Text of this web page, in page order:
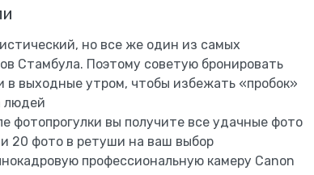
но все же один из самых
Стамбула. Поэтому советую бронировать
в выходные утром, чтобы избежать «пробок»
людей
фотопрогулки вы получите все удачные фото
и 20 фото в ретуши на ваш выбор
профессиональную камеру Canon